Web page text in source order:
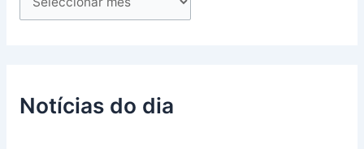
Notícias do dia